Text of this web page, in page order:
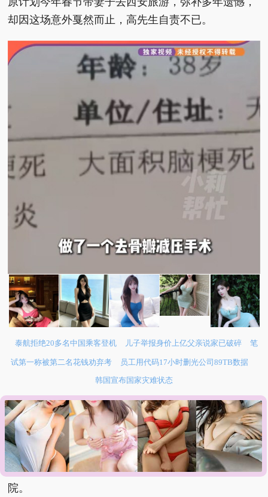
却因这场意外戛然而止，高先生自责不已。
泰航拒绝20多名中国乘客登机 儿子举报身价上亿父亲说家已破碎 笔
试第一称被第二名花钱劝弃考
员工用代码17小时删光公司89TB数据
韩国宣布国家灾难状态
网友评论：
□ 血管怎么突然就堵住了，这怎么预防啊。
□ 也别太武断地说人家表演，有些人确实不喜欢去医
院。